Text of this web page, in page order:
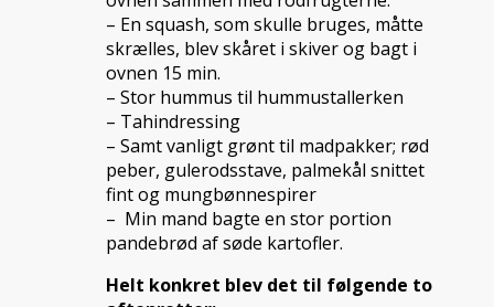
– En squash, som skulle bruges, måtte
skrælles, blev skåret i skiver og bagt i
ovnen 15 min.
– Stor hummus til hummustallerken
– Tahindressing
– Samt vanligt grønt til madpakker; rød
peber, gulerodsstave, palmekål snittet
fint og mungbønnespirer
– Min mand bagte en stor portion
pandebrød af søde kartofler.
Helt konkret blev det til følgende to